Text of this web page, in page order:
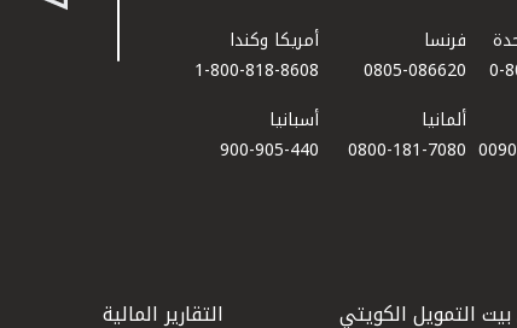
0-
فرنسا
0805-086620
أمريكا وكندا
1-800-818-8608
ألمانيا
0800-181-7080
أسبانيا
900-905-440
التمويل الكويتي
التقارير المالية